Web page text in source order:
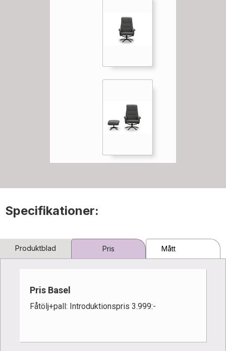
Specifikationer:
Produktblad Pris Mått
Pris Basel
Fåtölj+pall: Introduktionspris 3.999:-